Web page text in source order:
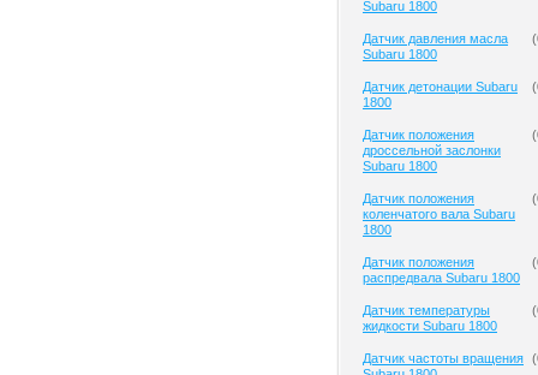
Subaru 1800
Датчик давления масла
Subaru 1800
(
Датчик детонации Subaru
1800
(
Датчик положения
дроссельной заслонки
Subaru 1800
(
Датчик положения
коленчатого вала Subaru
1800
(
Датчик положения
распредвала Subaru 1800
(
Датчик температуры
жидкости Subaru 1800
(
Датчик частоты вращения (